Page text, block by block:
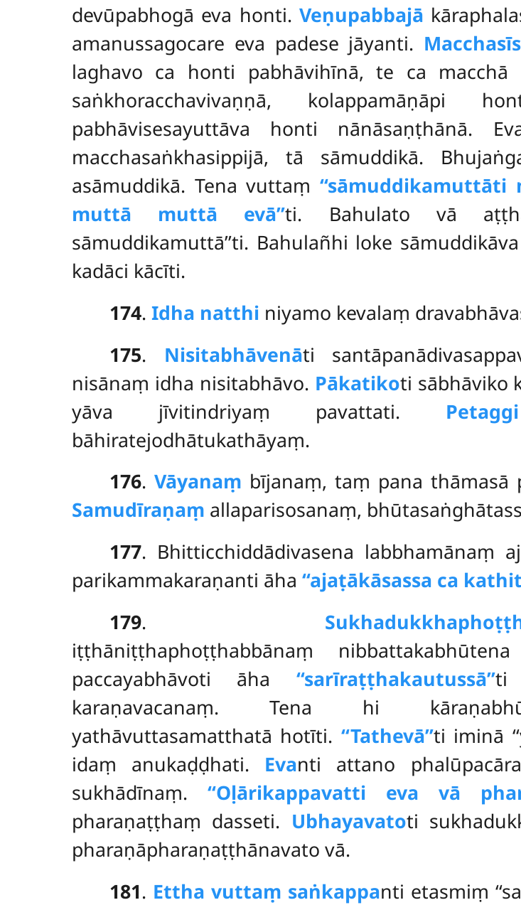
devūpabhogā eva honti. Veṇupabbajā
amanussagocare eva padese jāyanti.
laghavo ca honti pabhāvihīnā, te ca macchā
saṅkhoracchavivaṇṇā, kolappamāṇāpi
pabhāvisesayuttāva honti nānāsaṇṭhānā.
macchasaṅkhasippijā, tā sāmuddikā.
asāmuddikā. Tena vuttaṃ
muttā muttā evā’’ti. Bahulato vā
sāmuddikamuttā’’ti. Bahulañhi loke
kadāci kācīti.
174.Idha natthi niyamo kevalaṃ
175. Nisitabhāvenāti
nisānaṃ idha nisitabhāvo. Pākatikoti sābhāviko
yāva jīvitindriyaṃ pavattati. Petaggi
bāhiratejodhātukathāyaṃ.
176.Vāyanaṃ bījanaṃ, taṃ pana
Samudīraṇaṃ allaparisosanaṃ,
177. Bhitticchiddādivasena labbhamānaṃ
parikammakaraṇanti āha ‘‘ajaṭākāsassa ca
179.
iṭṭhāniṭṭhaphoṭṭhabbānaṃ
paccayabhāvoti āha ‘‘sarīraṭṭhakautussā’’ti
karaṇavacanaṃ. Tena hi
yathāvuttasamatthatā hotīti. ‘‘Tathevā’’ti iminā
idaṃ anukaḍḍhati. Evanti attano
sukhādīnaṃ. ‘‘Oḷārikappavatti eva vā
pharaṇaṭṭhaṃ dasseti. Ubhayavatoti
pharaṇāpharaṇaṭṭhānavato vā.
181. Ettha vuttaṃ saṅkappanti etasmiṃ